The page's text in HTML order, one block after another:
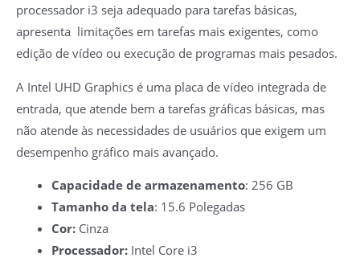
processador i3 seja adequado para tarefas básicas,
apresenta limitações em tarefas mais exigentes, como
edição de vídeo ou execução de programas mais pesados.
A Intel UHD Graphics é uma placa de vídeo integrada de
entrada, que atende bem a tarefas gráficas básicas, mas
não atende às necessidades de usuários que exigem um
desempenho gráfico mais avançado.
Capacidade de armazenamento: 256 GB
Tamanho da tela: 15.6 Polegadas
Cor: Cinza
Processador: ‎Intel Core i3